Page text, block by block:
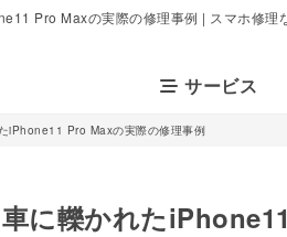
Pro Maxの実際の修理事例 | スマホ修理
サービス
iPhone11 Pro Maxの実際の修理事例
に轢かれた